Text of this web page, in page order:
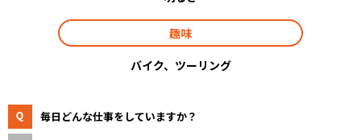
趣味
バイク、ツーリング
毎日どんな仕事をしていますか？